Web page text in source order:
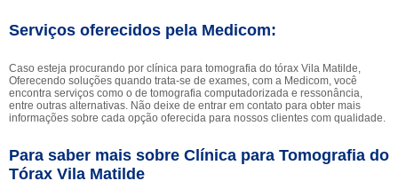
Serviços oferecidos pela Medicom:
Caso esteja procurando por clínica para tomografia do tórax Vila Matilde,
Oferecendo soluções quando trata-se de exames, com a Medicom, você
encontra serviços como o de tomografia computadorizada e ressonância,
entre outras alternativas. Não deixe de entrar em contato para obter mais
informações sobre cada opção oferecida para nossos clientes com qualidade.
Para saber mais sobre Clínica para Tomografia do
Tórax Vila Matilde